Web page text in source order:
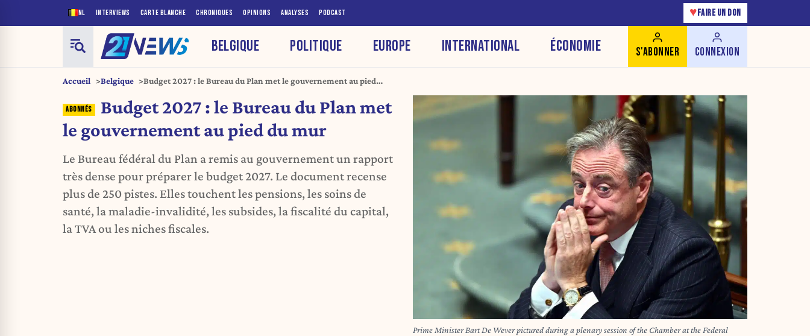
NL INTERVIEWS CARTE BLANCHE CHRONIQUES OPINIONS ANALYSES PODCAST ♥ FAIRE UN DON
BELGIQUE POLITIQUE EUROPE INTERNATIONAL ÉCONOMIE S'ABONNER CONNEXION
Accueil Belgique
Budget 2027 : le Bureau du Plan met le gouvernement au pied
Budget 2027 : le Bureau du Plan met
le gouvernement au pied du mur
Le Bureau fédéral du Plan a remis au gouvernement un rapport
très dense pour préparer le budget 2027. Le document recense
plus de 250 pistes. Elles touchent les pensions, les soins de
santé, la maladie-invalidité, les subsides, la fiscalité du capital,
la TVA ou les niches fiscales.
Prime Minister Bart De Wever pictured during a plenary session of the Chamber at the Federal